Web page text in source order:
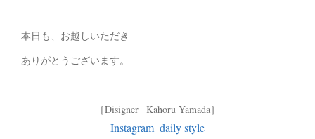
本日も、お越しいただき
ありがとうございます。
［Disigner_ Kahoru Yamada］
Instagram_daily style